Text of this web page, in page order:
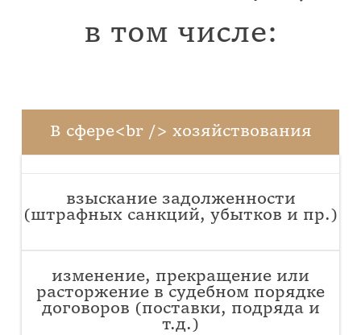
в том числе:
В сфере<br /> хозяйствования
взыскание задолженности
(штрафных санкций, убытков и пр.)
изменение, прекращение или
расторжение в судебном порядке
договоров (поставки, подряда и
т.д. )